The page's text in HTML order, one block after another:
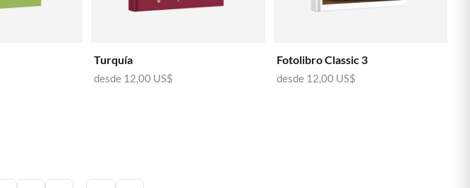
Turquía
desde 12,00 US$
Fotolibro Classic 3
desde 12,00 US$